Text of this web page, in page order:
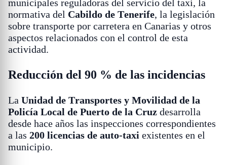
municipales reguladoras del servicio del taxi, la
normativa del Cabildo de Tenerife, la legislación
sobre transporte por carretera en Canarias y otros
aspectos relacionados con el control de esta
actividad.
Reducción del 90 % de las incidencias
La Unidad de Transportes y Movilidad de la
Policía Local de Puerto de la Cruz desarrolla
desde hace años las inspecciones correspondientes
a las 200 licencias de auto-taxi existentes en el
municipio.